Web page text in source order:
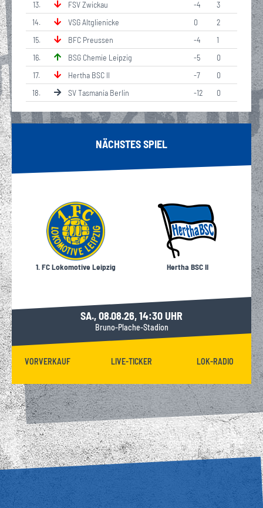
13. FSV Zwickau -4
3
14. VSG Altglienicke 0
2
15. BFC Preussen -4
1
16. BSG Chemie Leipzig -5
0
17. Hertha BSC II -7
0
18. SV Tasmania Berlin -12 0
NÄCHSTES SPIEL
1. FC Lokomotive Leipzig Hertha BSC II
SA., 08.08.26, 14:30 UHR
Bruno-Plache-Stadion
VORVERKAUF LIVE-TICKER LOK-RADIO